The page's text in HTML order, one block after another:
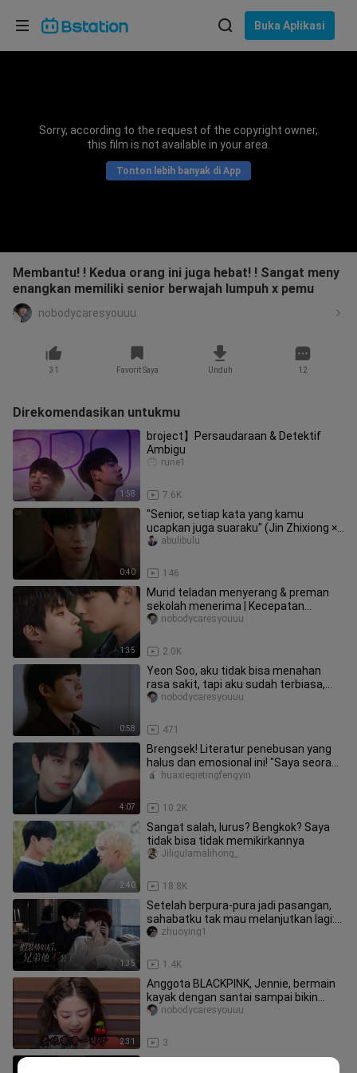
Buka Aplikasi
Sorry, according to the request of the copyright owner,
this film is not available in your area.
Tonton lebih banyak di App
Membantu! ! Kedua orang ini juga hebat! ! Sangat meny
enangkan memiliki senior berwajah lumpuh x pemu
nobodycaresyouuu
31 Favorit Saya Unduh 12
Direkomendasikan untukmu
1:58
broject】Persaudaraan & Detektif
Ambigu
7.6K
rune1
0:40
"Senior, setiap kata yang kamu
ucapkan juga suaraku" (Jin Zhixiong ×
Zheng Cailan) [tahun itu kita]
146
abulibulu
1:35
Murid teladan menyerang & preman
sekolah menerima | Kecepatan
terkunci!
2.0K
nobodycaresyouuu
0:58
Yeon Soo, aku tidak bisa menahan
rasa sakit, tapi aku sudah terbiasa,
biarkan suara hujan di luar je
471
nobodycaresyouuu
4:07
Brengsek! Literatur penebusan yang
halus dan emosional ini! "Saya seorang
manajer sekolah dan Anda s
10.2K
huaxieqietingfengyin
2:40
Sangat salah, lurus? Bengkok? Saya
tidak bisa tidak memikirkannya
18.8K
Jiligulamalihong_
1:35
Setelah berpura-pura jadi pasangan,
sahabatku tak mau melanjutkan lagi:
Episode 1 (Begitu bangun, ak
1.4K
zhuoying1
2:31
Anggota BLACKPINK, Jennie, bermain
kayak dengan santai sampai bikin
ibuku tercengang! Pantas saja di
3
nobodycaresyouuu
Pilih bahasa
Bahasa Indonesia